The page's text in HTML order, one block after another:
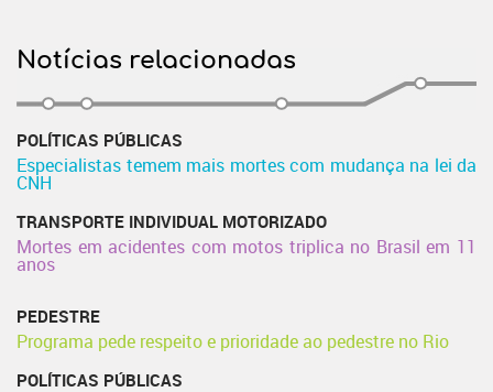
Notícias relacionadas
POLÍTICAS PÚBLICAS
Especialistas temem mais mortes com mudança na lei da
CNH
TRANSPORTE INDIVIDUAL MOTORIZADO
Mortes em acidentes com motos triplica no Brasil em 11
anos
PEDESTRE
Programa pede respeito e prioridade ao pedestre no Rio
POLÍTICAS PÚBLICAS